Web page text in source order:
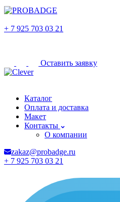
+ 7 925 703 03 21
Оставить заявку
Каталог
Оплата и доставка
Макет
Контакты
О компании
zakaz@probadge.ru
+ 7 925 703 03 21